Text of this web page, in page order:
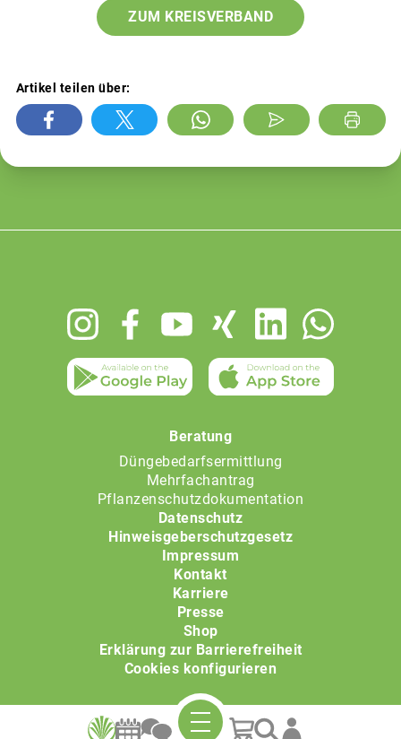
ZUM KREISVERBAND
Artikel teilen über:
Beratung
Düngebedarfsermittlung
Mehrfachantrag
Pflanzenschutzdokumentation
Datenschutz
Hinweisgeberschutzgesetz
Impressum
Kontakt
Karriere
Presse
Shop
Erklärung zur Barrierefreiheit
Cookies konfigurieren